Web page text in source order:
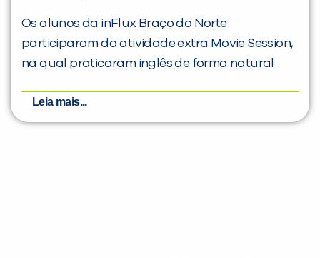
Os alunos da inFlux Braço do Norte
participaram da atividade extra Movie Session,
na qual praticaram inglês de forma natural
Leia mais...